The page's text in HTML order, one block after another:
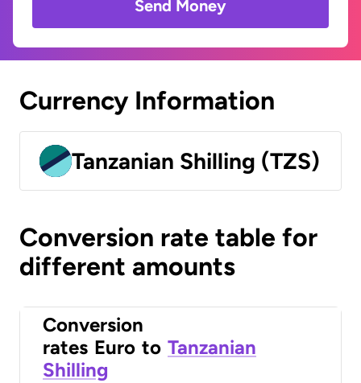
Send Money
Currency Information
Tanzanian Shilling (TZS)
Conversion rate table for
different amounts
Conversion
rates Euro to Tanzanian
Shilling